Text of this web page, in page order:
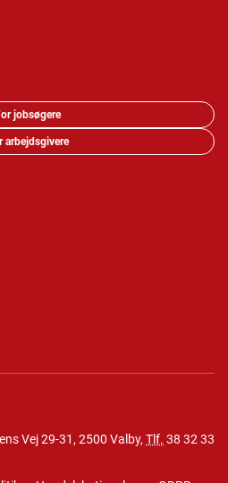
jobsøgere
arbejdsgivere
Vej 29-31, 2500 Valby, Tlf. 38 32 33